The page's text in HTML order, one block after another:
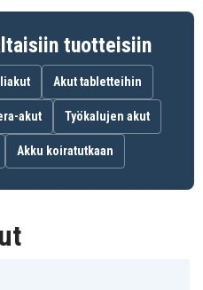
(GP)
tuotteisiin
Akut tabletteihin
akut Työkalujen akut
Akku koiratutkaan